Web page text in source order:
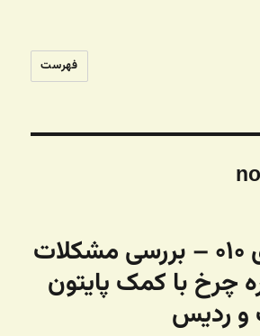
فهرست
جادی تی وی ۰۱۰ – بررسی مشکلات
چرخ با کمک پایتون
و ردیس